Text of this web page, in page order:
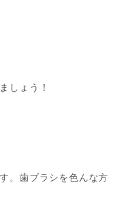
しょう！
。歯ブラシを色んな方